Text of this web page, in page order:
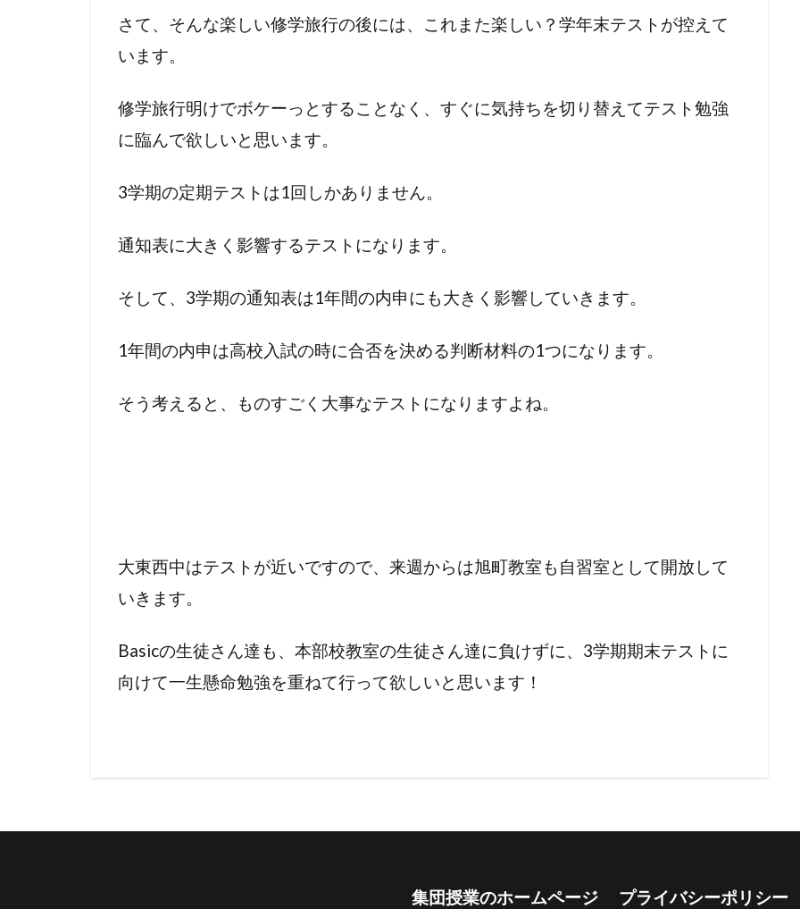
さて、そんな楽しい修学旅行の後には、これまた楽しい？学年末テストが控えて
います。
修学旅行明けでボケーっとすることなく、すぐに気持ちを切り替えてテスト勉強
に臨んで欲しいと思います。
3学期の定期テストは1回しかありません。
通知表に大きく影響するテストになります。
そして、3学期の通知表は1年間の内申にも大きく影響していきます。
1年間の内申は高校入試の時に合否を決める判断材料の1つになります。
そう考えると、ものすごく大事なテストになりますよね。
大東西中はテストが近いですので、来週からは旭町教室も自習室として開放して
いきます。
Basicの生徒さん達も、本部校教室の生徒さん達に負けずに、3学期期末テストに
向けて一生懸命勉強を重ねて行って欲しいと思います！
集団授業のホームページ プライバシーポリシー